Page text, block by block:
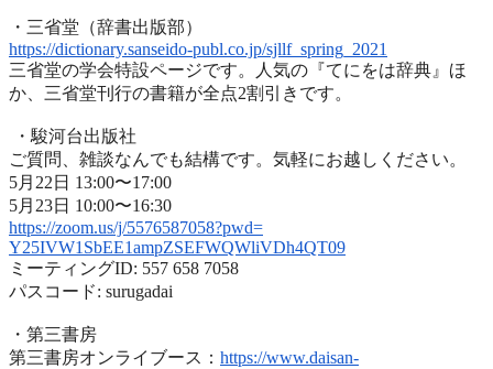
・三省堂（辞書出版部）
https://dictionary.sanseido-publ.co.jp/sjllf_spring_2021
三省堂の学会特設ページです。人気の『てにをは辞典』ほ
か、 三省堂刊行の書籍が全点2割引きです。
・駿河台出版社
ご質問、雑談なんでも結構です。気軽にお越しください。
5月22日 13:00〜17:00
5月23日 10:00〜16:30
https://zoom.us/j/5576587058?pwd=
Y25IVW1SbEE1ampZSEFWQWliVDh4QT09
ミーティングID: 557 658 7058
パスコード: surugadai
・第三書房
第三書房オンライブース： https://www.daisan-